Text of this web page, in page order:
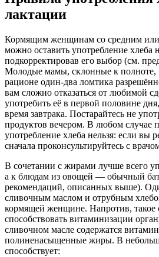
лактации
Кормящим женщинам со средним
можно оставить употребление хлеба
подкорректировав его выбор (см.
Молодые мамы, склонные к полноте,
рационе один-два ломтика
вам сложно отказаться от любимой
употребить её в первой половине
время завтрака. Постарайтесь не
продуктов вечером. В любом случае
употребление хлеба нельзя: если вы
сначала проконсультируйтесь с
В сочетании с жирами лучше всего
а к блюдам из овощей — обычный
рекомендаций, описанных выше).
сливочным маслом и отрубным
кормящей женщине. Напротив, такое
способствовать витаминизации
сливочном масле содержатся
полиненасыщенные жиры. В
способствует: